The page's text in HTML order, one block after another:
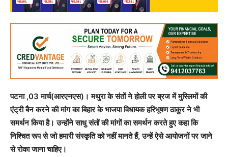
पटना ,03 मार्च(आरएनएस)। मथुरा के संतों ने होली पर ब्रज में मुस्लिमों की
एंट्री बैन करने की मांग का बिहार के भाजपा विधायक हरिभूषण ठाकुर ने भी
समर्थन किया है। उन्होंने साधु संतों की मांगों का समर्थन करते हुए कहा कि
निश्चित रूप से जो हमारी संस्कृति को नहीं मानते हैं, उन्हें ऐसे आयोजनों पर जाने
से रोका जाना चाहिए।